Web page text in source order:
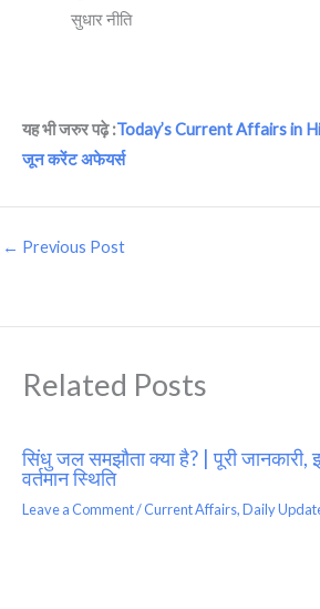
सुधार नीति
यह भी जरुर पढ़े :Today’s Current Affairs in
जून करेंट अफेयर्स
← Previous Post
Related Posts
सिंधु जल समझौता क्या है? | पूरी जानकारी,
वर्तमान स्थिति
Leave a Comment/Current Affairs,Daily